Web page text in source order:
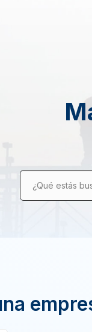
¿Qué estás